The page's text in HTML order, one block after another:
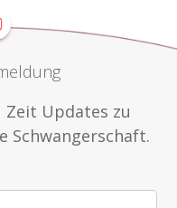
Zeit Updates zu
Schwangerschaft.